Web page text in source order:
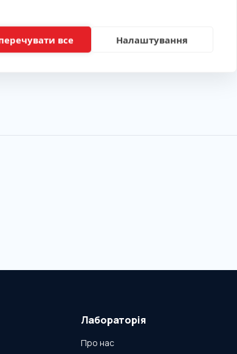
все Налаштування
Лабораторія
Про нас